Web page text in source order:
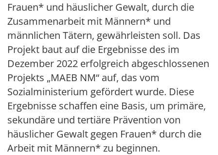
Frauen* und häuslicher Gewalt, durch die
Zusammenarbeit mit Männern* und
männlichen Tätern, gewährleisten soll. Das
Projekt baut auf die Ergebnisse des im
Dezember 2022 erfolgreich abgeschlossenen
Projekts „MAEB NM“ auf, das vom
Sozialministerium gefördert wurde. Diese
Ergebnisse schaffen eine Basis, um primäre,
sekundäre und tertiäre Prävention von
häuslicher Gewalt gegen Frauen* durch die
Arbeit mit Männern* zu beginnen.